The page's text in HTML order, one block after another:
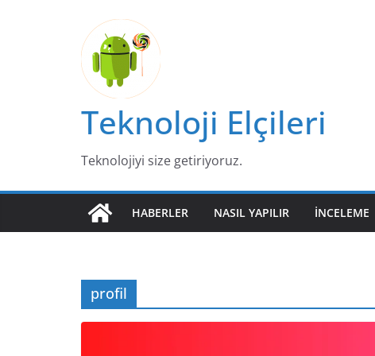
Teknoloji Elçileri
Teknolojiyi size getiriyoruz.
HABERLER NASIL YAPILIR İNCELEME
profil